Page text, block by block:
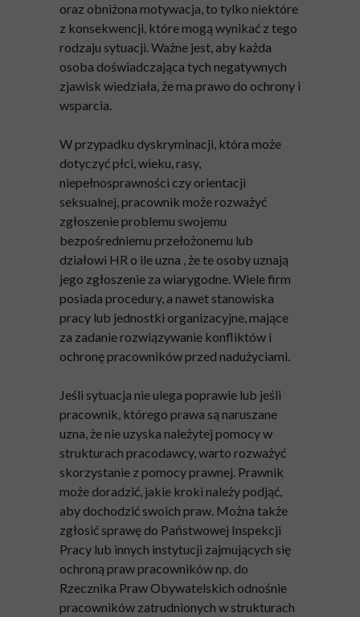
oraz obniżona motywacja, to tylko niektóre
z konsekwencji, które mogą wynikać z tego
rodzaju sytuacji. Ważne jest, aby każda
osoba doświadczająca tych negatywnych
zjawisk wiedziała, że ma prawo do ochrony i
wsparcia.
W przypadku dyskryminacji, która może
dotyczyć płci, wieku, rasy,
niepełnosprawności czy orientacji
seksualnej, pracownik może rozważyć
zgłoszenie problemu swojemu
bezpośredniemu przełożonemu lub
działowi HR o ile uzna , że te osoby uznają
jego zgłoszenie za wiarygodne. Wiele firm
posiada procedury, a nawet stanowiska
pracy lub jednostki organizacyjne, mające
za zadanie rozwiązywanie konfliktów i
ochronę pracowników przed nadużyciami.
Jeśli sytuacja nie ulega poprawie lub jeśli
pracownik, którego prawa są naruszane
uzna, że nie uzyska należytej pomocy w
strukturach pracodawcy, warto rozważyć
skorzystanie z pomocy prawnej. Prawnik
może doradzić, jakie kroki należy podjąć,
aby dochodzić swoich praw. Można także
zgłosić sprawę do Państwowej Inspekcji
Pracy lub innych instytucji zajmujących się
ochroną praw pracowników np. do
Rzecznika Praw Obywatelskich odnośnie
pracowników zatrudnionych w strukturach